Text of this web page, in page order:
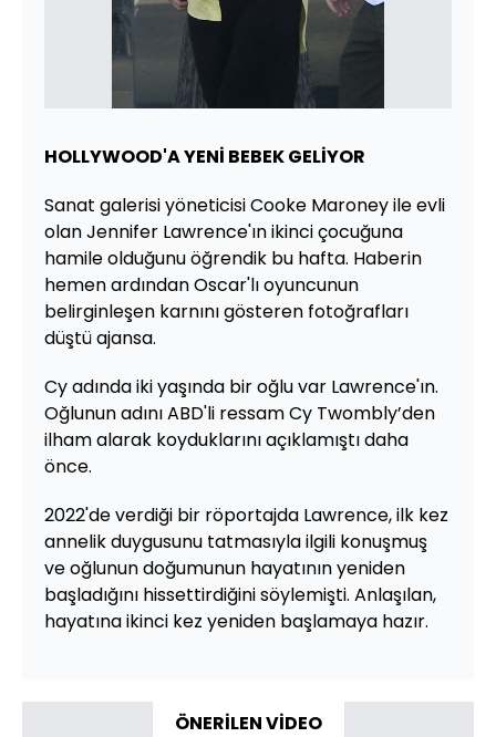
HOLLYWOOD'A YENİ BEBEK GELİYOR
Sanat galerisi yöneticisi Cooke Maroney ile evli
olan Jennifer Lawrence'ın ikinci çocuğuna
hamile olduğunu öğrendik bu hafta. Haberin
hemen ardından Oscar'lı oyuncunun
belirginleşen karnını gösteren fotoğrafları
düştü ajansa.
Cy adında iki yaşında bir oğlu var Lawrence'ın.
Oğlunun adını ABD'li ressam Cy Twombly’den
ilham alarak koyduklarını açıklamıştı daha
önce.
2022'de verdiği bir röportajda Lawrence, ilk kez
annelik duygusunu tatmasıyla ilgili konuşmuş
ve oğlunun doğumunun hayatının yeniden
başladığını hissettirdiğini söylemişti. Anlaşılan,
hayatına ikinci kez yeniden başlamaya hazır.
ÖNERİLEN VİDEO